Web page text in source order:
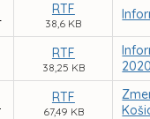
RTF
38,6 KB
RTF
38,25 KB
RTF
67,49 KB